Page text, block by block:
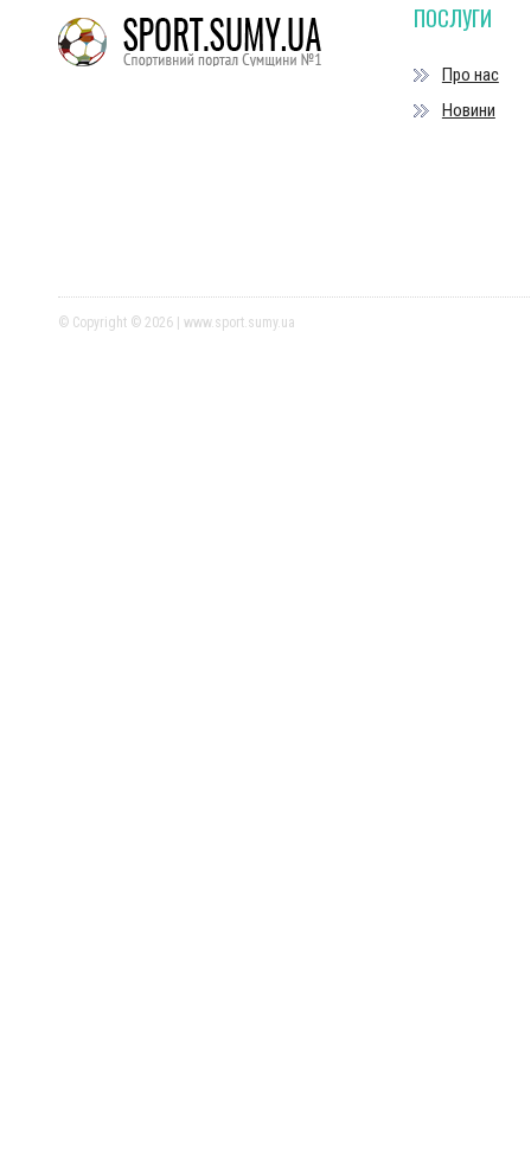
ПОСЛУГИ
Про нас
Новини
© Copyright © 2026 | www.sport.sumy.ua